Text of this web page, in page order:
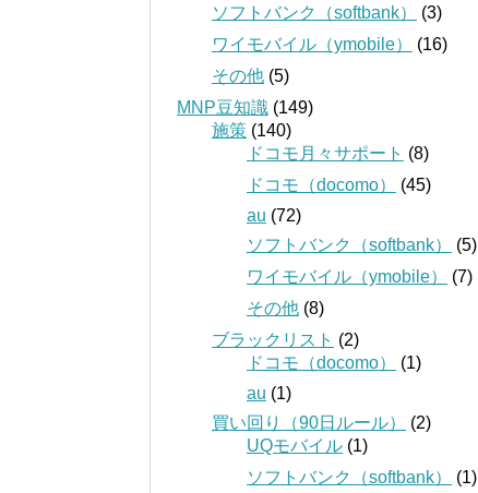
ソフトバンク（softbank）
(3)
ワイモバイル（ymobile）
(16)
その他 (5)
MNP豆知識 (149)
施策 (140)
ドコモ月々サポート (8)
ドコモ（docomo）
(45)
au (72)
ソフトバンク（softbank）
(5)
ワイモバイル（ymobile）
(7)
その他 (8)
ブラックリスト (2)
ドコモ（docomo）
(1)
au (1)
買い回り（90日ルール）
(2)
UQモバイル (1)
ソフトバンク（softbank）
(1)